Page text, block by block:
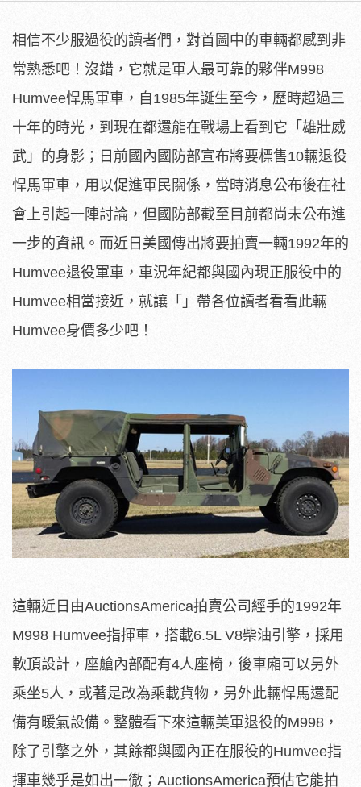
相信不少服過役的讀者們，對首圖中的車輛都感到非
常熟悉吧！沒錯，它就是軍人最可靠的夥伴M998
Humvee悍馬軍車，自1985年誕生至今，歷時超過三
十年的時光，到現在都還能在戰場上看到它「雄壯威
武」的身影；日前國內國防部宣布將要標售10輛退役
悍馬軍車，用以促進軍民關係，當時消息公布後在社
會上引起一陣討論，但國防部截至目前都尚未公布進
一步的資訊。而近日美國傳出將要拍賣一輛1992年的
Humvee退役軍車，車況年紀都與國內現正服役中的
Humvee相當接近，就讓「」帶各位讀者看看此輛
Humvee身價多少吧！
這輛近日由AuctionsAmerica拍賣公司經手的1992年
M998 Humvee指揮車，搭載6.5L V8柴油引擎，採用
軟頂設計，座艙內部配有4人座椅，後車廂可以另外
乘坐5人，或著是改為乘載貨物，另外此輛悍馬還配
備有暖氣設備。整體看下來這輛美軍退役的M998，
除了引擎之外，其餘都與國內正在服役的Humvee指
揮車幾乎是如出一徹；AuctionsAmerica預估它能拍